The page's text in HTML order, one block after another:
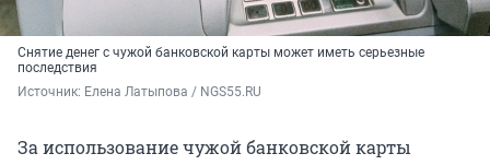
Снятие денег с чужой банковской карты может иметь серьезные
последствия
Источник: Елена Латыпова / NGS55.RU
За использование чужой банковской карты